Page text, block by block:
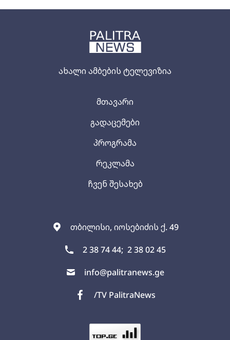
ახალი ამბების ტელევიზია
თბილისი, იოსებიძის ქ. 49
2 38 74 44; 2 38 02 45
info@palitranews.ge
/TV PalitraNews
მთავარი
გადაცემები
პროგრამა
რეკლამა
ჩვენ შესახებ